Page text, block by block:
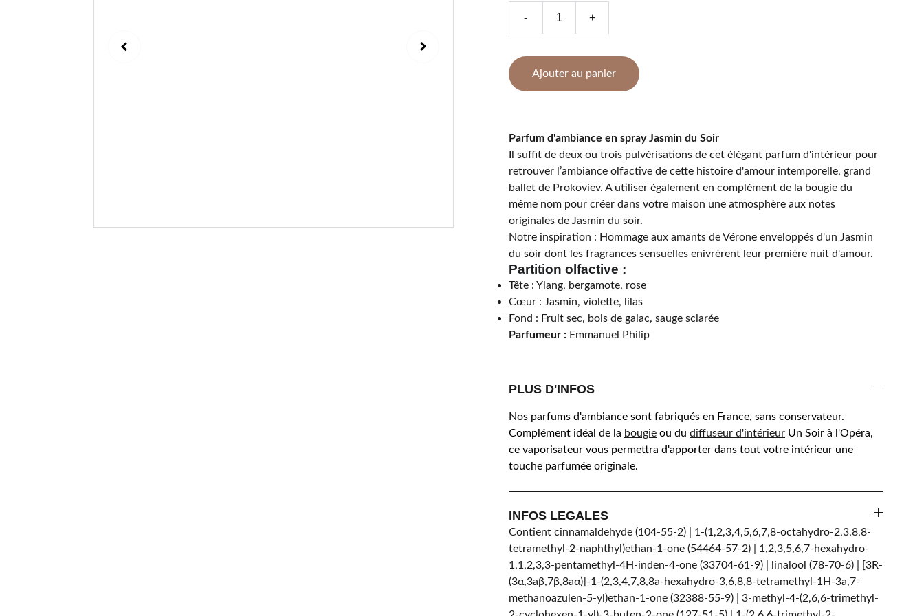
- +
Ajouter au panier
Parfum d'ambiance en spray Jasmin du Soir
Il suffit de deux ou trois pulvérisations de cet élégant parfum d'intérieur pour
retrouver l’ambiance olfactive de cette histoire d'amour intemporelle, grand
ballet de Prokoviev. A utiliser également en complément de la bougie du
même nom pour créer dans votre maison une atmosphère aux notes
originales de Jasmin du soir.
Notre inspiration : Hommage aux amants de Vérone enveloppés d'un Jasmin
du soir dont les fragrances sensuelles enivrèrent leur première nuit d'amour.
Partition olfactive :
Tête : Ylang, bergamote, rose
Cœur : Jasmin, violette, lilas
Fond : Fruit sec, bois de gaiac, sauge sclarée
Parfumeur : Emmanuel Philip
PLUS D'INFOS
Nos parfums d'ambiance sont fabriqués en France, sans conservateur.
Complément idéal de la bougie ou du diffuseur d'intérieur Un Soir à l'Opéra,
ce vaporisateur vous permettra d'apporter dans tout votre intérieur une
touche parfumée originale.
INFOS LEGALES
Contient cinnamaldehyde (104-55-2) | 1-(1,2,3,4,5,6,7,8-octahydro-2,3,8,8-
tetramethyl-2-naphthyl)ethan-1-one (54464-57-2) | 1,2,3,5,6,7-hexahydro-
1,1,2,3,3-pentamethyl-4H-inden-4-one (33704-61-9) | linalool (78-70-6) | [3R-
(3α,3aβ,7β,8aα)]-1-(2,3,4,7,8,8a-hexahydro-3,6,8,8-tetramethyl-1H-3a,7-
methanoazulen-5-yl)ethan-1-one (32388-55-9) | 3-methyl-4-(2,6,6-trimethyl-